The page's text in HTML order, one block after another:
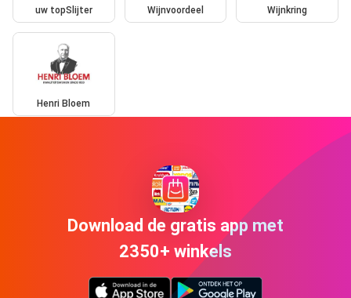
uw topSlijter Wijnvoordeel Wijnkring
Henri Bloem
Download de gratis app met
2350+ winkels